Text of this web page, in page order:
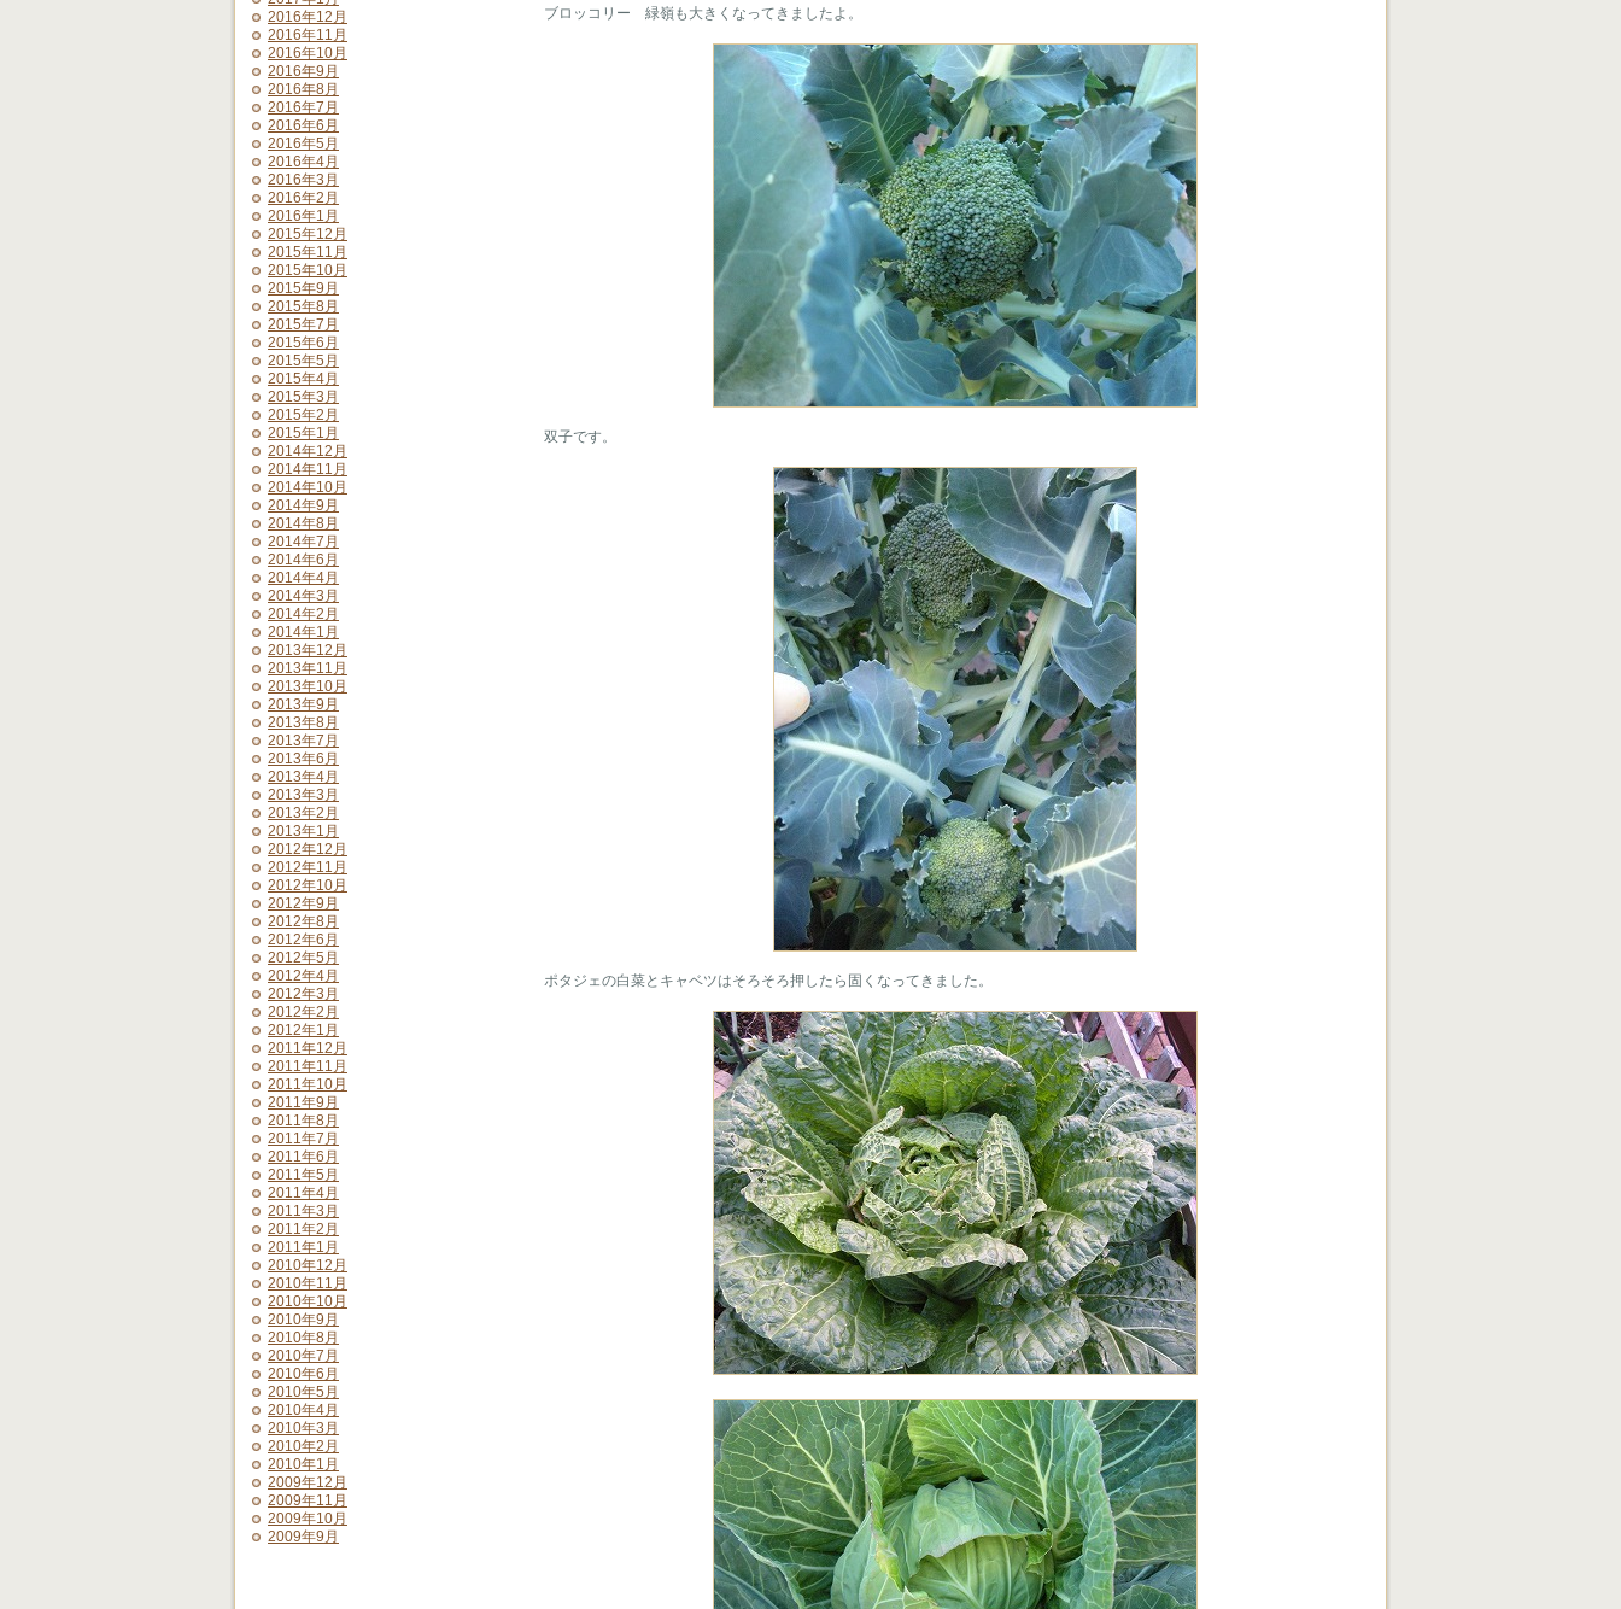
2016年12月
2016年11月
2016年10月
2016年9月
2016年8月
2016年7月
2016年6月
2016年5月
2016年4月
2016年3月
2016年2月
2016年1月
2015年12月
2015年11月
2015年10月
2015年9月
2015年8月
2015年7月
2015年6月
2015年5月
2015年4月
2015年3月
2015年2月
2015年1月
2014年12月
2014年11月
2014年10月
2014年9月
2014年8月
2014年7月
2014年6月
2014年4月
2014年3月
2014年2月
2014年1月
2013年12月
2013年11月
2013年10月
2013年9月
2013年8月
2013年7月
2013年6月
2013年4月
2013年3月
2013年2月
2013年1月
2012年12月
2012年11月
2012年10月
2012年9月
2012年8月
2012年6月
2012年5月
2012年4月
2012年3月
2012年2月
2012年1月
2011年12月
2011年11月
2011年10月
2011年9月
2011年8月
2011年7月
2011年6月
2011年5月
2011年4月
2011年3月
2011年2月
2011年1月
2010年12月
2010年11月
2010年10月
2010年9月
2010年8月
2010年7月
2010年6月
2010年5月
2010年4月
2010年3月
2010年2月
2010年1月
2009年12月
2009年11月
2009年10月
2009年9月
ブロッコリー 緑嶺も大きくなってきましたよ。
双子です。
ポタジェの白菜とキャベツはそろそろ押したら固くなってきました。